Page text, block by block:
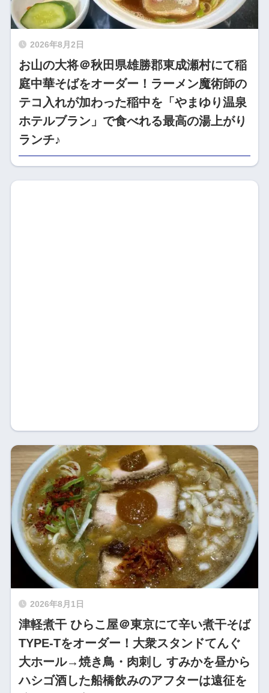
2026年8月2日
お山の大将＠秋田県雄勝郡東成瀬村にて稲
庭中華そばをオーダー！ラーメン魔術師の
テコ入れが加わった稲中を「やまゆり温泉
ホテルブラン」で食べれる最高の湯上がり
ランチ♪
2026年8月1日
津軽煮干 ひらこ屋＠東京にて辛い煮干そば
TYPE-Tをオーダー！大衆スタンドてんぐ
大ホール→焼き鳥・肉刺し すみかを昼から
ハシゴ酒した船橋飲みのアフターは遠征を